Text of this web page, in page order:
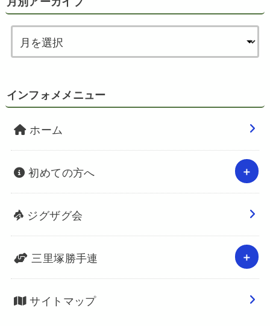
インフォメメニュー
ホーム
初めての方へ
ジグザグ会
三里塚勝手連
サイトマップ